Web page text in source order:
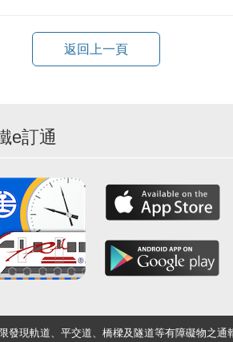
返回上一頁
e訂通
現軌道、平交道、橋樑及隧道等有障礙物之通